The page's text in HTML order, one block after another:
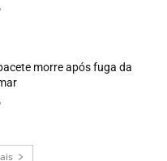
morre após fuga da